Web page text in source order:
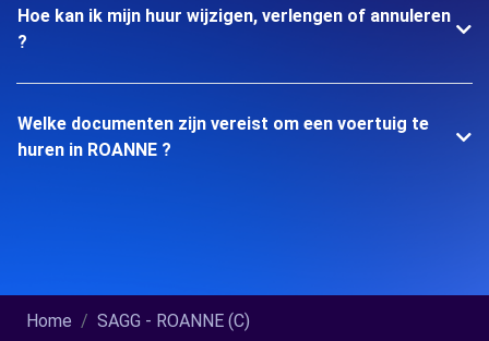
Hoe kan ik mijn huur wijzigen, verlengen of annuleren
?
Welke documenten zijn vereist om een voertuig te
huren in ROANNE ?
Home SAGG - ROANNE (C)